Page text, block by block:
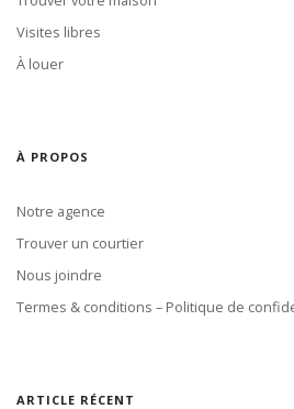
Visites libres
À louer
À PROPOS
Notre agence
Trouver un courtier
Nous joindre
Termes & conditions – Politique de
ARTICLE RÉCENT